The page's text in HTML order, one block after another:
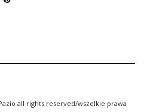
all rights reserved/wszelkie prawa